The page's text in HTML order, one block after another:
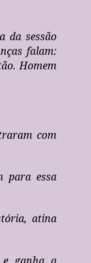
da sessão
falam:
Homem
com
para essa
atina